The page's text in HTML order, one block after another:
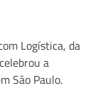
Logística, da
a
São Paulo.